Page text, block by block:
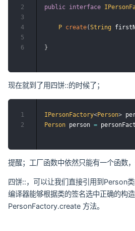
public interface
P create(String
}
2
3
4
5
6
现在就到了用四饼::的时候了；
IPersonFactory<Person>
Person person =
1
2
提醒；工厂函数中依然只能有一个函数
四饼::，可以让我们直接引用到Person
编译器能够根据类的签名选中正确的构
PersonFactory.create 方法。